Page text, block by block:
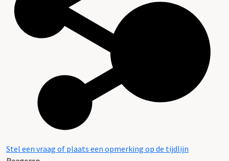
Stel een vraag of plaats een opmerking op de tijdlijn